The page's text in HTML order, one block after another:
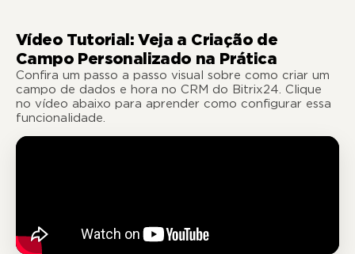
Vídeo Tutorial: Veja a Criação de
Campo Personalizado na Prática
Confira um passo a passo visual sobre como criar um
campo de dados e hora no CRM do Bitrix24. Clique
no vídeo abaixo para aprender como configurar essa
funcionalidade.